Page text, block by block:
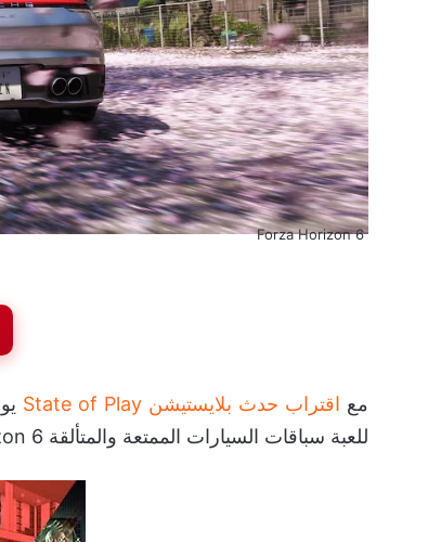
Forza Horizon 6
مع اقتراب حدث بلايستيشن State of Play
للعبة سباقات السيارات الممتعة والمتألقة Forza Horizon 6، لكي يتم الإعلان عن موعد صدورها على PS5.